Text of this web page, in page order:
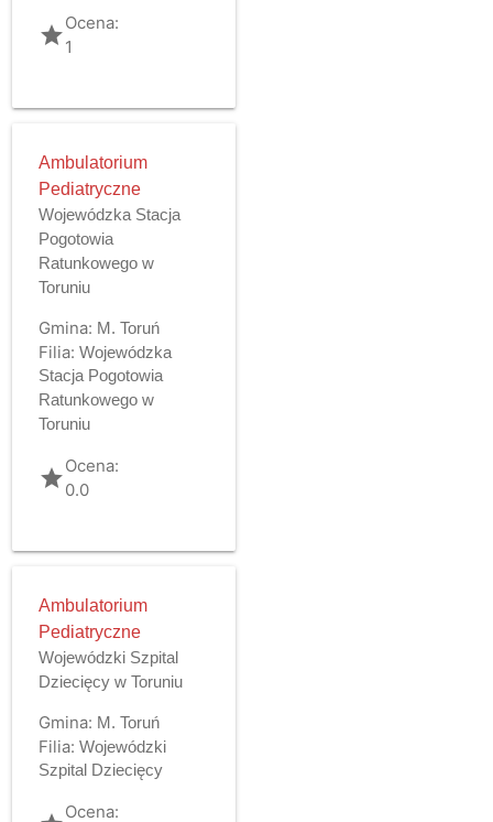
gradeOcena:
1
Ambulatorium
Pediatryczne
Wojewódzka Stacja
Pogotowia
Ratunkowego w
Toruniu
Gmina: M. Toruń
Filia: Wojewódzka
Stacja Pogotowia
Ratunkowego w
Toruniu
gradeOcena:
0.0
Ambulatorium
Pediatryczne
Wojewódzki Szpital
Dziecięcy w Toruniu
Gmina: M. Toruń
Filia: Wojewódzki
Szpital Dziecięcy
Ocena: